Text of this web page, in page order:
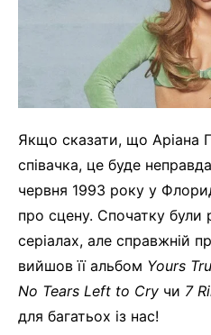
Якщо сказати, що Аріана
співачка, це буде
червня 1993 року у
про сцену. Спочатку були
серіалах, але справжній
вийшов її альбом Yours
No Tears Left to Cry чи 7
для багатьох із нас!